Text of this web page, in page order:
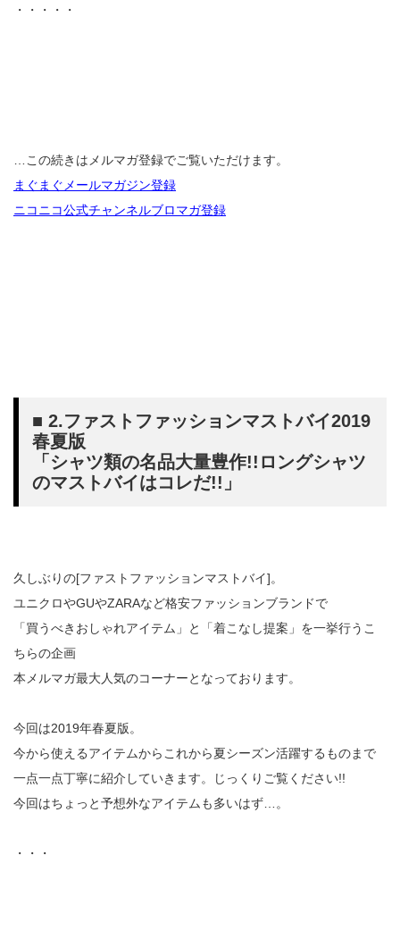
・・・・・
…この続きはメルマガ登録でご覧いただけます。
まぐまぐメールマガジン登録
ニコニコ公式チャンネルブロマガ登録
■ 2.ファストファッションマストバイ2019
春夏版
「シャツ類の名品大量豊作!!ロングシャツ
のマストバイはコレだ!!」
久しぶりの[ファストファッションマストバイ]。
ユニクロやGUやZARAなど格安ファッションブランドで
「買うべきおしゃれアイテム」と「着こなし提案」を一挙行うこ
ちらの企画
本メルマガ最大人気のコーナーとなっております。
今回は2019年春夏版。
今から使えるアイテムからこれから夏シーズン活躍するものまで
一点一点丁寧に紹介していきます。じっくりご覧ください!!
今回はちょっと予想外なアイテムも多いはず…。
・・・